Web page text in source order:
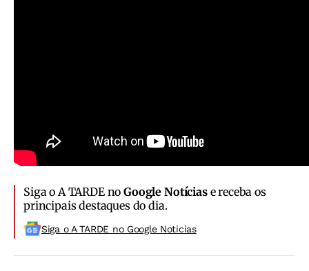
Siga o A TARDE noGoogle Notíciase receba os
principais destaques do dia.
Siga o A TARDE no Google Noticias